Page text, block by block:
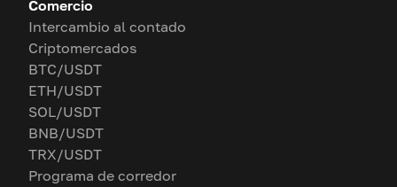
Comercio
Intercambio al contado
Criptomercados
BTC/USDT
ETH/USDT
SOL/USDT
BNB/USDT
TRX/USDT
Programa de corredor